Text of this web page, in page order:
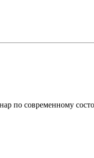
по современному